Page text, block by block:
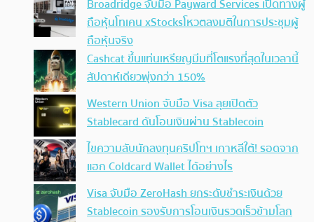
Broadridge จับมือ Payward Services เปิดทางผู้
ถือหุ้นโทเคน xStocksโหวตลงมติในการประชุมผู้
ถือหุ้นจริง
Cashcat ขึ้นแท่นเหรียญมีมที่โตแรงที่สุดในเวลานี้
สัปดาห์เดียวพุ่งกว่า 150%
Western Union จับมือ Visa ลุยเปิดตัว
Stablecard ดันโอนเงินผ่าน Stablecoin
ไขความลับนักลงทุนคริปโทฯ เกาหลีใต้! รอดจาก
แฮก Coldcard Wallet ได้อย่างไร
Visa จับมือ ZeroHash ยกระดับชำระเงินด้วย
Stablecoin รองรับการโอนเงินรวดเร็วข้ามโลก